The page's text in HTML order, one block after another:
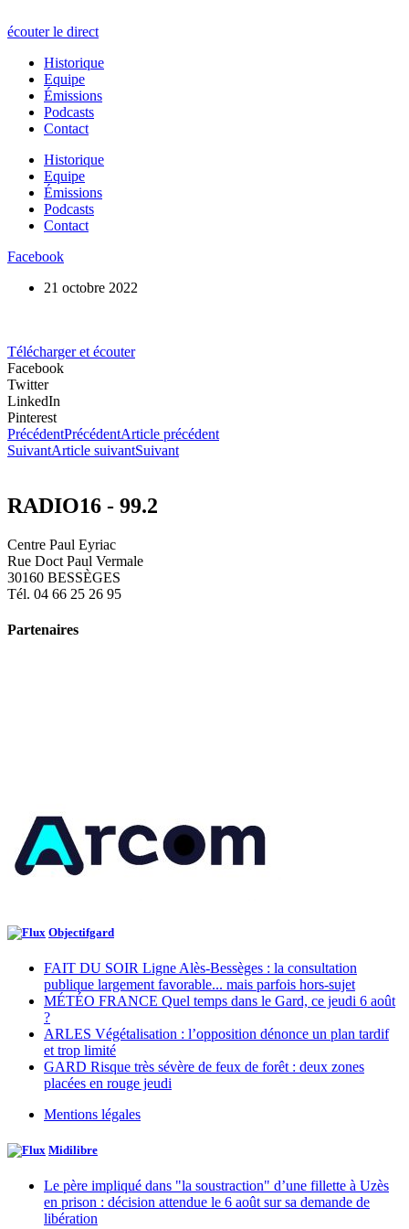
écouter le direct
Historique
Equipe
Émissions
Podcasts
Contact
Historique
Equipe
Émissions
Podcasts
Contact
Facebook
21 octobre 2022
Télécharger et écouter
Facebook
Twitter
LinkedIn
Pinterest
PrécédentPrécédentArticle précédent
SuivantArticle suivantSuivant
RADIO16 - 99.2
Centre Paul Eyriac
Rue Doct Paul Vermale
30160 BESSÈGES
Tél. 04 66 25 26 95
Partenaires
Objectifgard
FAIT DU SOIR Ligne Alès-Bessèges : la consultation
publique largement favorable... mais parfois hors-sujet
MÉTÉO FRANCE Quel temps dans le Gard, ce jeudi 6 août
?
ARLES Végétalisation : l’opposition dénonce un plan tardif
et trop limité
GARD Risque très sévère de feux de forêt : deux zones
placées en rouge jeudi
Mentions légales
Midilibre
Le père impliqué dans "la soustraction" d’une fillette à Uzès
en prison : décision attendue le 6 août sur sa demande de
libération